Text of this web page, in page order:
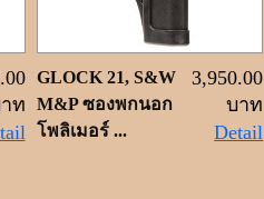
ท
GLOCK 21, S&W
M&P ซองพกนอก
โพลิเมอร์ ...
3,950.00
บาท
Detail